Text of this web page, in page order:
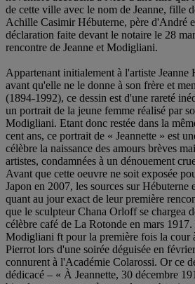
de cette ville avec le nom de Jeanne, fille
Achille Casimir Hébuterne, père d'André
déclaration faite devant le notaire le 28
rencontre de Jeanne et Modigliani.
Appartenant initialement à l'artiste Jeanne
avant qu'elle ne le donne à son frère et
(1894-1992), ce dessin est d'une rareté
un portrait de la jeune femme réalisé par
Modigliani. Etant donc restée dans la
cent ans, ce portrait de « Jeannette » est
célèbre la naissance des amours brèves
artistes, condamnées à un dénouement
Avant que cette oeuvre ne soit exposée
Japon en 2007, les sources sur
quant au jour exact de leur première
que le sculpteur Chana Orloff se chargea
célèbre café de La Rotonde en mars
Modigliani ft pour la première fois la cour
Pierrot lors d'une soirée déguisée en
connurent à l'Académie Colarossi. Or ce
dédicacé – « À Jeannette, 30 décembre